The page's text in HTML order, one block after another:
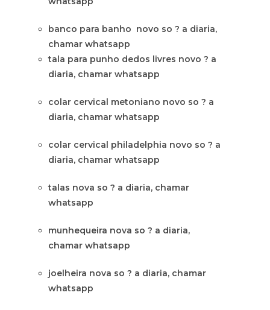
banco para banho novo so ? a diaria,
chamar whatsapp
tala para punho dedos livres novo ? a
diaria, chamar whatsapp
colar cervical metoniano novo so ? a
diaria, chamar whatsapp
colar cervical philadelphia novo so ? a
diaria, chamar whatsapp
talas nova so ? a diaria, chamar
whatsapp
munhequeira nova so ? a diaria,
chamar whatsapp
joelheira nova so ? a diaria, chamar
whatsapp